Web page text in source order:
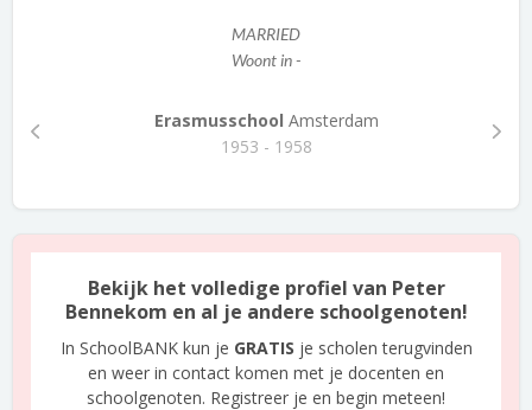
MARRIED
Woont in -
Erasmusschool Amsterdam
1953 - 1958
Bekijk het volledige profiel van Peter
Bennekom en al je andere schoolgenoten!
In SchoolBANK kun je GRATIS je scholen terugvinden
en weer in contact komen met je docenten en
schoolgenoten. Registreer je en begin meteen!